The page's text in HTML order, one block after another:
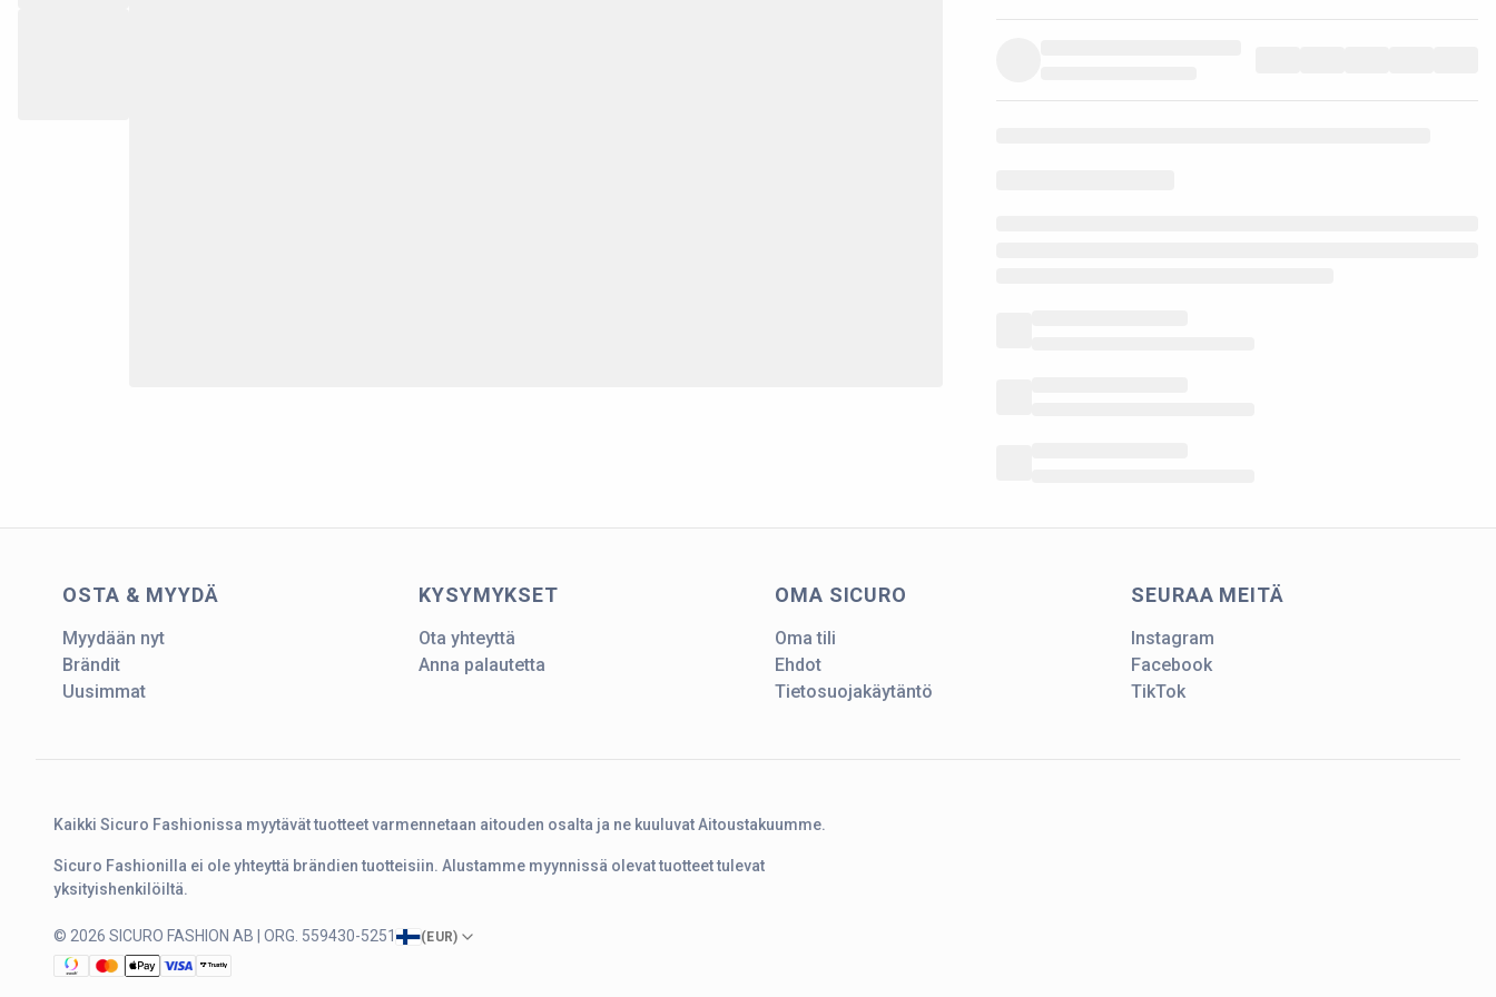
OSTA & MYYDÄ
Myydään nyt
Brändit
Uusimmat
KYSYMYKSET
Ota yhteyttä
Anna palautetta
OMA SICURO
Oma tili
Ehdot
Tietosuojakäytäntö
SEURAA MEITÄ
Instagram
Facebook
TikTok
Kaikki Sicuro Fashionissa myytävät tuotteet varmennetaan aitouden osalta ja ne kuuluvat Aitoustakuumme.
Sicuro Fashionilla ei ole yhteyttä brändien tuotteisiin. Alustamme myynnissä olevat tuotteet tulevat
yksityishenkilöiltä.
© 2026 SICURO FASHION AB | ORG. 559430-5251 ( EUR)